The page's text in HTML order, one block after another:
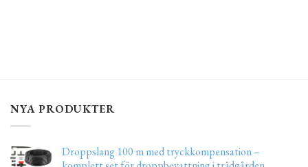
NYA PRODUKTER
Droppslang 100 m med tryckkompensation –